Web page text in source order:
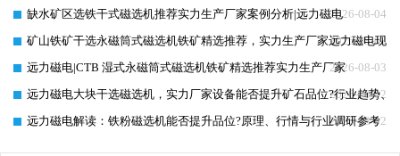
2026-08-04
缺水矿区选铁干式磁选机推荐实力生产厂家案例分析|远力磁电
2026-08-03
矿山铁矿干选永磁筒式磁选机铁矿精选推荐，实力生产厂家远力磁电现
2026-08-03
远力磁电|CTB 湿式永磁筒式磁选机铁矿精选推荐实力生产厂家
2026-08-02
远力磁电大块干选磁选机，实力厂家设备能否提升矿石品位?行业趋势、
2026-08-02
远力磁电解读：铁粉磁选机能否提升品位?原理、行情与行业调研参考